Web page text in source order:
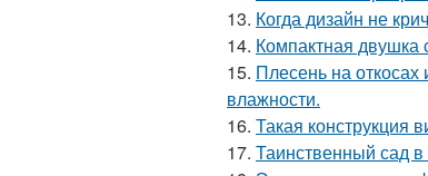
13. Когда дизайн не
14. Компактная
15. Плесень на
влажности.
16. Такая конструкция
17. Таинственный сад